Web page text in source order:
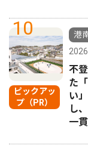
10
ピックアッ
プ（PR）
港
不
た
い
し
一